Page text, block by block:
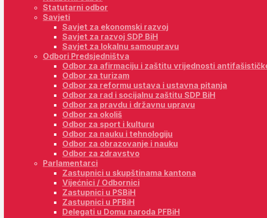
Statutarni odbor
Savjeti
Savjet za ekonomski razvoj
Savjet za razvoj SDP BiH
Savjet za lokalnu samoupravu
Odbori Predsjedništva
Odbor za afirmaciju i zaštitu vrijednosti
Odbor za turizam
Odbor za reformu ustava i ustavna pitanja
Odbor za rad i socijalnu zaštitu SDP BiH
Odbor za pravdu i državnu upravu
Odbor za okoliš
Odbor za sport i kulturu
Odbor za nauku i tehnologiju
Odbor za obrazovanje i nauku
Odbor za zdravstvo
Parlamentarci
Zastupnici u skupštinama kantona
Vijećnici / Odbornici
Zastupnici u PSBiH
Zastupnici u PFBiH
Delegati u Domu naroda PFBiH